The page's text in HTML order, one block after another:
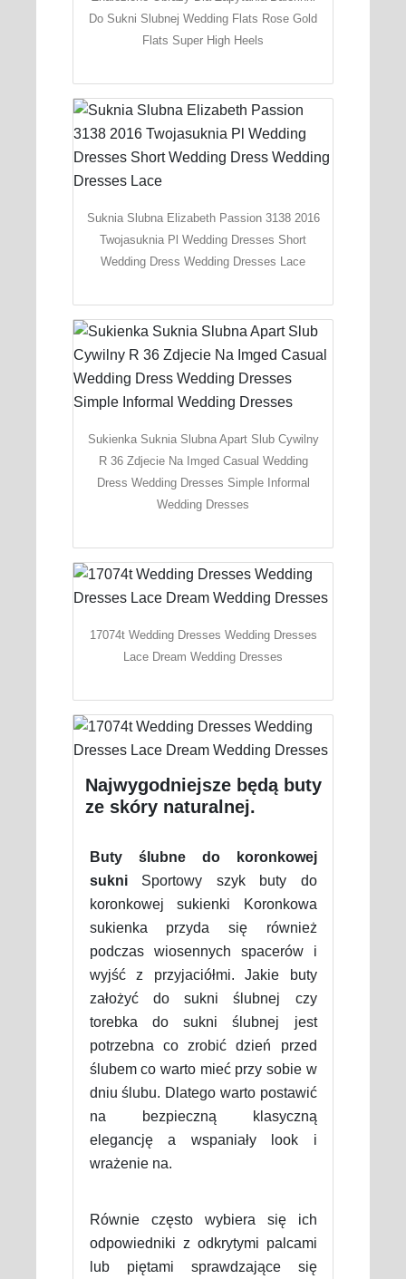
Do Sukni Slubnej Wedding Flats Rose Gold
Flats Super High Heels
Suknia Slubna Elizabeth Passion 3138 2016
Twojasuknia Pl Wedding Dresses Short
Wedding Dress Wedding Dresses Lace
Sukienka Suknia Slubna Apart Slub Cywilny
R 36 Zdjecie Na Imged Casual Wedding
Dress Wedding Dresses Simple Informal
Wedding Dresses
17074t Wedding Dresses Wedding Dresses
Lace Dream Wedding Dresses
Najwygodniejsze będą buty
ze skóry naturalnej.
Buty ślubne do koronkowej
sukniSportowy szyk buty do
koronkowej sukienki Koronkowa
sukienka przyda się również
podczas wiosennych spacerów i
wyjść z przyjaciółmi. Jakie buty
założyć do sukni ślubnej czy
torebka do sukni ślubnej jest
potrzebna co zrobić dzień przed
ślubem co warto mieć przy sobie w
dniu ślubu. Dlatego warto postawić
na bezpieczną klasyczną
elegancję a wspaniały look i
wrażenie na.
Równie często wybiera się ich
odpowiedniki z odkrytymi palcami
lub piętami sprawdzające się